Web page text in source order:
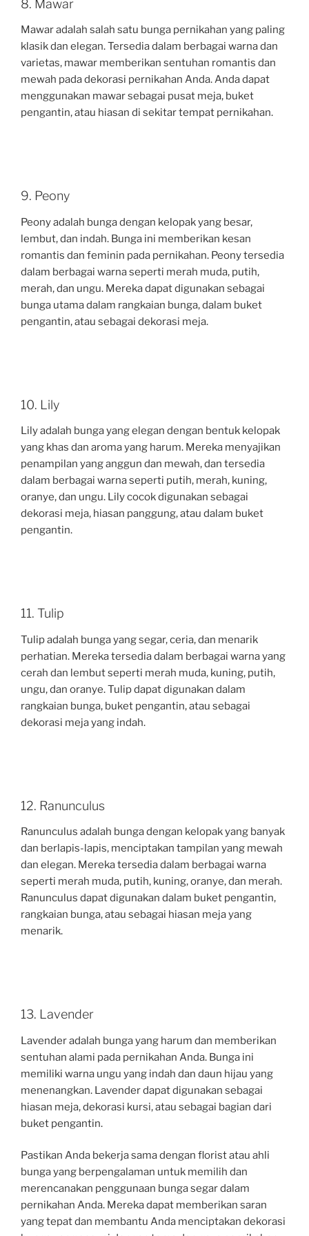
8. Mawar
Mawar adalah salah satu bunga pernikahan yang paling
klasik dan elegan. Tersedia dalam berbagai warna dan
varietas, mawar memberikan sentuhan romantis dan
mewah pada dekorasi pernikahan Anda. Anda dapat
menggunakan mawar sebagai pusat meja, buket
pengantin, atau hiasan di sekitar tempat pernikahan.
9. Peony
Peony adalah bunga dengan kelopak yang besar,
lembut, dan indah. Bunga ini memberikan kesan
romantis dan feminin pada pernikahan. Peony tersedia
dalam berbagai warna seperti merah muda, putih,
merah, dan ungu. Mereka dapat digunakan sebagai
bunga utama dalam rangkaian bunga, dalam buket
pengantin, atau sebagai dekorasi meja.
10. Lily
Lily adalah bunga yang elegan dengan bentuk kelopak
yang khas dan aroma yang harum. Mereka menyajikan
penampilan yang anggun dan mewah, dan tersedia
dalam berbagai warna seperti putih, merah, kuning,
oranye, dan ungu. Lily cocok digunakan sebagai
dekorasi meja, hiasan panggung, atau dalam buket
pengantin.
11. Tulip
Tulip adalah bunga yang segar, ceria, dan menarik
perhatian. Mereka tersedia dalam berbagai warna yang
cerah dan lembut seperti merah muda, kuning, putih,
ungu, dan oranye. Tulip dapat digunakan dalam
rangkaian bunga, buket pengantin, atau sebagai
dekorasi meja yang indah.
12. Ranunculus
Ranunculus adalah bunga dengan kelopak yang banyak
dan berlapis-lapis, menciptakan tampilan yang mewah
dan elegan. Mereka tersedia dalam berbagai warna
seperti merah muda, putih, kuning, oranye, dan merah.
Ranunculus dapat digunakan dalam buket pengantin,
rangkaian bunga, atau sebagai hiasan meja yang
menarik.
13. Lavender
Lavender adalah bunga yang harum dan memberikan
sentuhan alami pada pernikahan Anda. Bunga ini
memiliki warna ungu yang indah dan daun hijau yang
menenangkan. Lavender dapat digunakan sebagai
hiasan meja, dekorasi kursi, atau sebagai bagian dari
buket pengantin.
Pastikan Anda bekerja sama dengan florist atau ahli
bunga yang berpengalaman untuk memilih dan
merencanakan penggunaan bunga segar dalam
pernikahan Anda. Mereka dapat memberikan saran
yang tepat dan membantu Anda menciptakan dekorasi